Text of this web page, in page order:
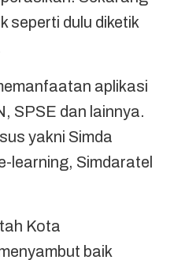
seperti dulu diketik
aplikasi
SPSE dan lainnya.
yakni Simda
learning, Simdaratel
Kota
baik